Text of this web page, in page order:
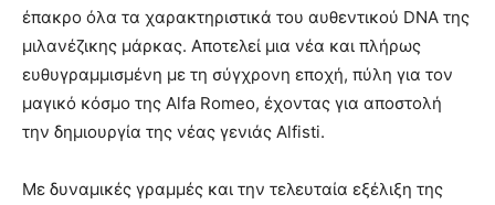
έπακρο όλα τα χαρακτηριστικά του αυθεντικού DNA της
μιλανέζικης μάρκας. Αποτελεί μια νέα και πλήρως
ευθυγραμμισμένη με τη σύγχρονη εποχή, πύλη για τον
μαγικό κόσμο της Alfa Romeo, έχοντας για αποστολή
την δημιουργία της νέας γενιάς Alfisti.
Με δυναμικές γραμμές και την τελευταία εξέλιξη της